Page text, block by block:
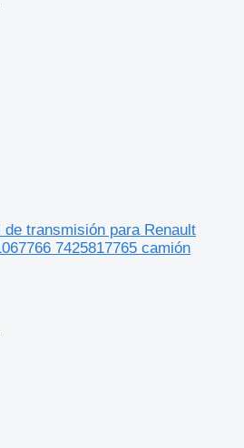
transmisión para Renault
7425817765 camión